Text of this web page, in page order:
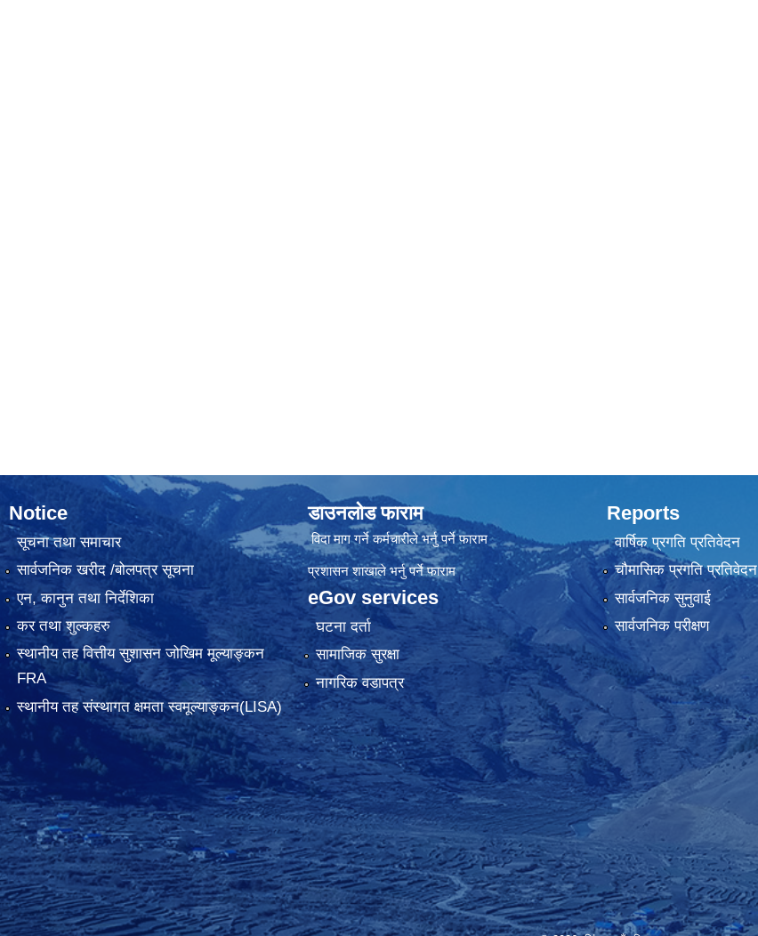
Notice
सूचना तथा समाचार
सार्वजनिक खरीद /बोलपत्र सूचना
एन, कानुन तथा निर्देशिका
कर तथा शुल्कहरु
स्थानीय तह वित्तीय सुशासन जोखिम मूल्याङ्कन
FRA
स्थानीय तह संस्थागत क्षमता स्वमूल्याङ्कन(LISA)
डाउनलोड फाराम
विदा माग गर्ने कर्मचारीले भर्नु पर्ने फाराम
प्रशासन शाखाले भर्नु पर्ने फाराम
eGov services
घटना दर्ता
सामाजिक सुरक्षा
नागरिक वडापत्र
Reports
वार्षिक प्रगति प्रतिवेदन
चौमासिक प्रगति प्रतिवेदन
सार्वजनिक सुनुवाई
सार्वजनिक परीक्षण